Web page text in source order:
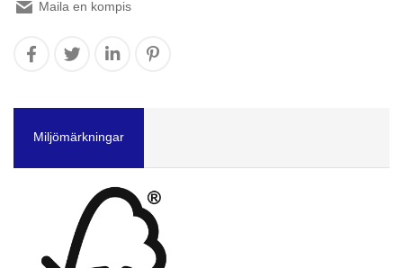
Maila en kompis
Miljömärkningar